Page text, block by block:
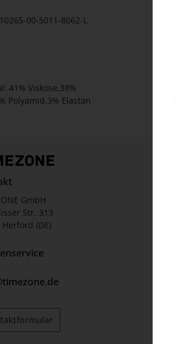
00-5011-8062-L
41% Viskose,38%
Polyamid,3% Elastan
GmbH
Str. 313
Herford (DE)